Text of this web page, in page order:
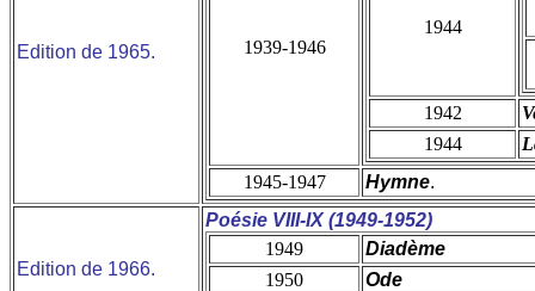
Edition de 1965. 1939-1946
1944
1942
1944
1945-1947
Hymne.
Edition de 1966.
Poésie VIII-IX (1949-1952)
1949
Diadème
1950
Ode